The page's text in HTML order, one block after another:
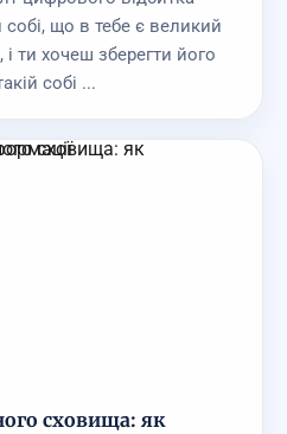
що в тебе є великий
ти хочеш зберегти його
собі ...
сховища: як